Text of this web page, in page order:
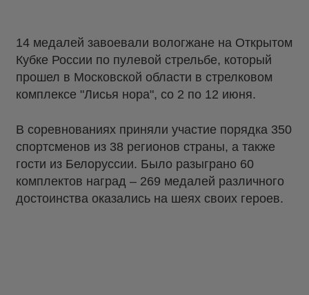
14 медалей завоевали вологжане на Открытом
Кубке России по пулевой стрельбе, который
прошел в Московской области в стрелковом
комплексе "Лисья нора", со 2 по 12 июня.
В соревнованиях приняли участие порядка 350
спортсменов из 38 регионов страны, а также
гости из Белоруссии. Было разыграно 60
комплектов наград – 269 медалей различного
достоинства оказались на шеях своих героев.